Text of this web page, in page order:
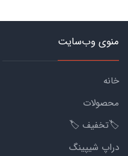
منوی وب‌سایت
خانه
محصولات
🏷️تخفیف 🏷️
دراپ شیپینگ